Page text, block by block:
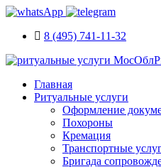
8 (495) 741-11-32
Главная
Ритуальные услуги
Оформление
Похороны
Кремация
Транспортные
Бригада